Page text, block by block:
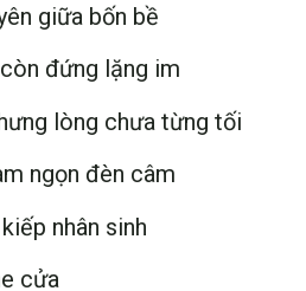
giữa bốn bề
đứng lặng im
lòng chưa từng tối
ngọn đèn câm
nhân sinh
cửa